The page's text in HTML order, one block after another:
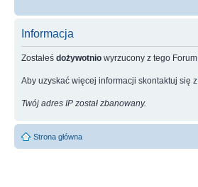
Informacja
Zostałeś dożywotnio wyrzucony z tego Forum.
Aby uzyskać więcej informacji skontaktuj się z
Twój adres IP został zbanowany.
Strona główna